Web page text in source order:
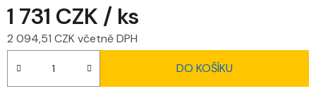
1 731 CZK / ks
2 094,51 CZK včetně DPH
DO KOŠÍKU